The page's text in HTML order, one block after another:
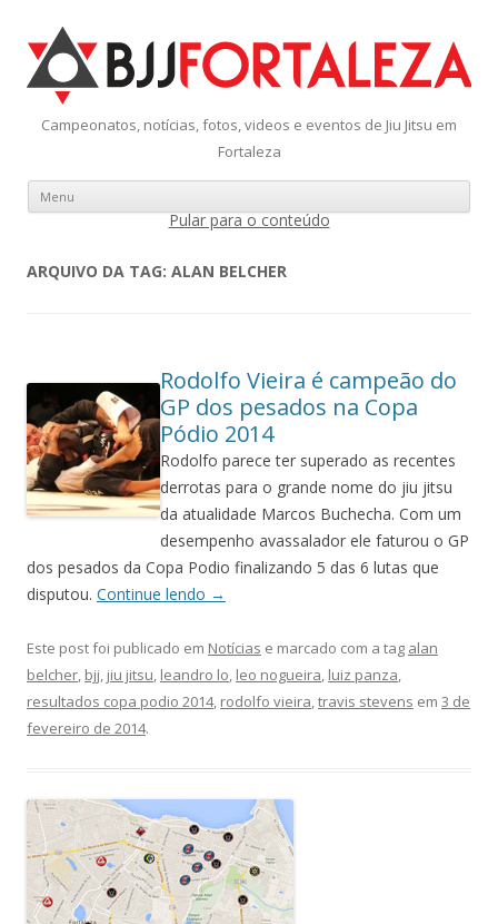
Campeonatos, notícias, fotos, videos e eventos de Jiu Jitsu em
Fortaleza
Menu
Pular para o conteúdo
ARQUIVO DA TAG: ALAN BELCHER
Rodolfo Vieira é campeão do
GP dos pesados na Copa
Pódio 2014
Rodolfo parece ter superado as recentes
derrotas para o grande nome do jiu jitsu
da atualidade Marcos Buchecha. Com um
desempenho avassalador ele faturou o GP
dos pesados da Copa Podio finalizando 5 das 6 lutas que
disputou. Continue lendo →
Este post foi publicado em Notícias e marcado com a tag alan
belcher, bjj, jiu jitsu, leandro lo, leo nogueira, luiz panza,
resultados copa podio 2014, rodolfo vieira,travis stevens em 3 de
fevereiro de 2014.